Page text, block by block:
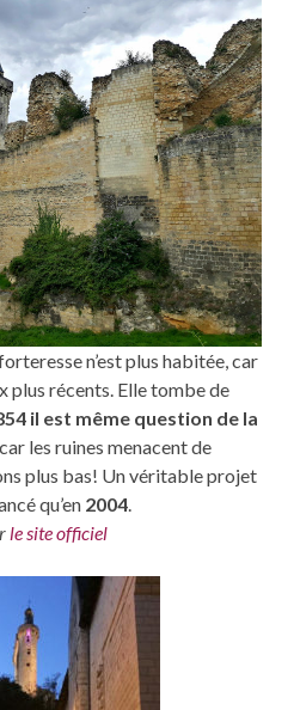
n’est plus habitée, car
plus récents. Elle tombe de
il est même question de la
car les ruines menacent de
plus bas! Un véritable projet
qu’en 2004.
le site officiel